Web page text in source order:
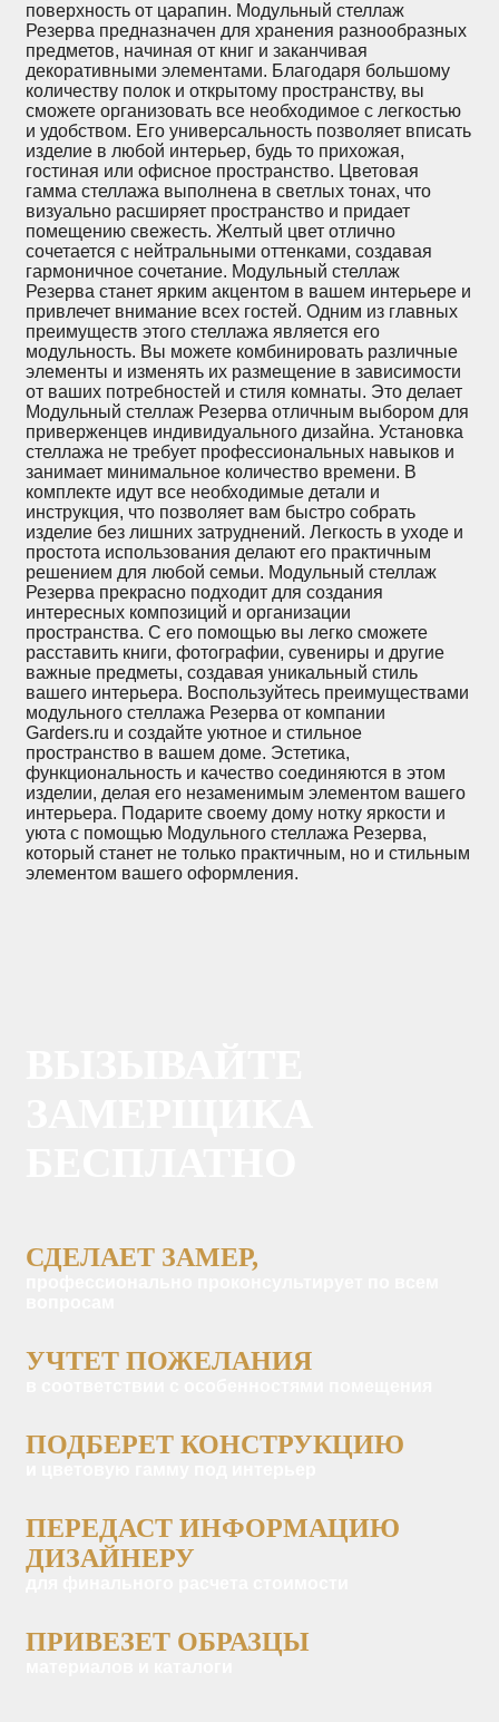
поверхность от царапин. Модульный стеллаж
Резерва предназначен для хранения разнообразных
предметов, начиная от книг и заканчивая
декоративными элементами. Благодаря большому
количеству полок и открытому пространству, вы
сможете организовать все необходимое с легкостью
и удобством. Его универсальность позволяет вписать
изделие в любой интерьер, будь то прихожая,
гостиная или офисное пространство. Цветовая
гамма стеллажа выполнена в светлых тонах, что
визуально расширяет пространство и придает
помещению свежесть. Желтый цвет отлично
сочетается с нейтральными оттенками, создавая
гармоничное сочетание. Модульный стеллаж
Резерва станет ярким акцентом в вашем интерьере и
привлечет внимание всех гостей. Одним из главных
преимуществ этого стеллажа является его
модульность. Вы можете комбинировать различные
элементы и изменять их размещение в зависимости
от ваших потребностей и стиля комнаты. Это делает
Модульный стеллаж Резерва отличным выбором для
приверженцев индивидуального дизайна. Установка
стеллажа не требует профессиональных навыков и
занимает минимальное количество времени. В
комплекте идут все необходимые детали и
инструкция, что позволяет вам быстро собрать
изделие без лишних затруднений. Легкость в уходе и
простота использования делают его практичным
решением для любой семьи. Модульный стеллаж
Резерва прекрасно подходит для создания
интересных композиций и организации
пространства. С его помощью вы легко сможете
расставить книги, фотографии, сувениры и другие
важные предметы, создавая уникальный стиль
вашего интерьера. Воспользуйтесь преимуществами
модульного стеллажа Резерва от компании
Garders.ru и создайте уютное и стильное
пространство в вашем доме. Эстетика,
функциональность и качество соединяются в этом
изделии, делая его незаменимым элементом вашего
интерьера. Подарите своему дому нотку яркости и
уюта с помощью Модульного стеллажа Резерва,
который станет не только практичным, но и стильным
элементом вашего оформления.
СДЕЛАЕТ ЗАМЕР,
УЧТЕТ ПОЖЕЛАНИЯ
ПОДБЕРЕТ КОНСТРУКЦИЮ
ПЕРЕДАСТ ИНФОРМАЦИЮ
ДИЗАЙНЕРУ
ПРИВЕЗЕТ ОБРАЗЦЫ